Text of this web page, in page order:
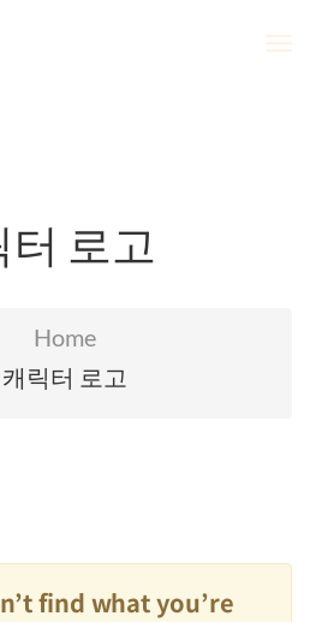
로고
Home
캐릭터 로고
find what you’re